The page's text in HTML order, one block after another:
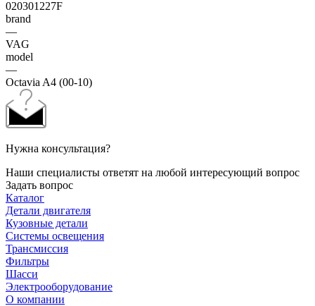
020301227F
brand
—
VAG
model
—
Octavia A4 (00-10)
Нужна консультация?
Наши специалисты ответят на любой интересующий вопрос
Задать вопрос
Каталог
Детали двигателя
Кузовные детали
Системы освещения
Трансмиссия
Фильтры
Шасси
Электрооборудование
О компании